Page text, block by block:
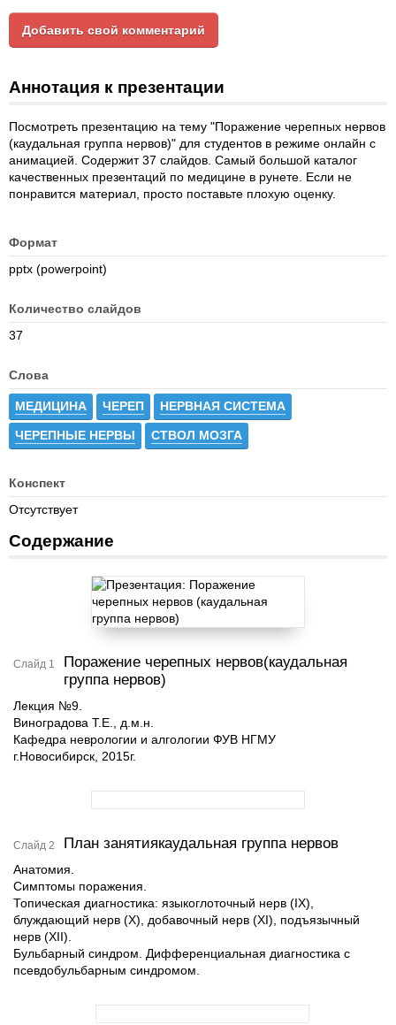
Добавить свой комментарий
Аннотация к презентации
Посмотреть презентацию на тему "Поражение черепных нервов
(каудальная группа нервов)" для студентов в режиме онлайн с
анимацией. Содержит 37 слайдов. Самый большой каталог
качественных презентаций по медицине в рунете. Если не
понравится материал, просто поставьте плохую оценку.
Формат
pptx (powerpoint)
Количество слайдов
37
Слова
МЕДИЦИНА ЧЕРЕП НЕРВНАЯ СИСТЕМА
ЧЕРЕПНЫЕ НЕРВЫ СТВОЛ МОЗГА
Конспект
Отсутствует
Содержание
Слайд 1
Поражение черепных нервов(каудальная
группа нервов)
Лекция №9.
Виноградова Т.Е., д.м.н.
Кафедра неврологии и алгологии ФУВ НГМУ
г.Новосибирск, 2015г.
Слайд 2 План занятиякаудальная группа нервов
Анатомия.
Симптомы поражения.
Топическая диагностика: языкоглоточный нерв (IX),
блуждающий нерв (X), добавочный нерв (XI), подъязычный
нерв (XII).
Бульбарный синдром. Дифференциальная диагностика с
псевдобульбарным синдромом.